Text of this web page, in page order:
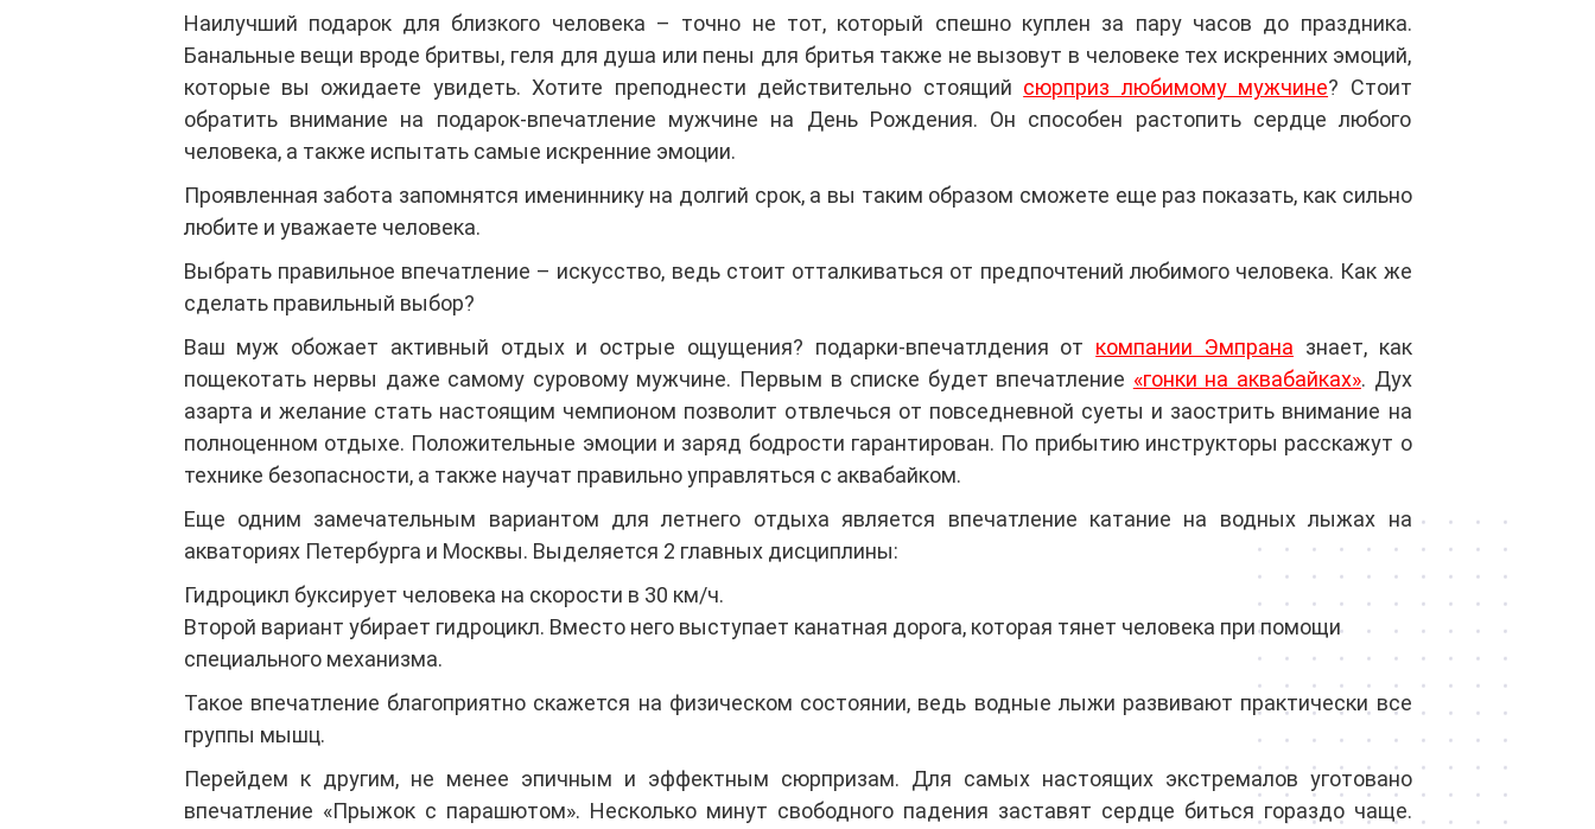
Наилучший подарок для близкого человека – точно не тот, который спешно куплен за пару часов до праздника.
Банальные вещи вроде бритвы, геля для душа или пены для бритья также не вызовут в человеке тех искренних эмоций,
которые вы ожидаете увидеть. Хотите преподнести действительно стоящий сюрприз любимому мужчине? Стоит
обратить внимание на подарок-впечатление мужчине на День Рождения. Он способен растопить сердце любого
человека, а также испытать самые искренние эмоции.
Проявленная забота запомнятся имениннику на долгий срок, а вы таким образом сможете еще раз показать, как сильно
любите и уважаете человека.
Выбрать правильное впечатление – искусство, ведь стоит отталкиваться от предпочтений любимого человека. Как же
сделать правильный выбор?
Ваш муж обожает активный отдых и острые ощущения? подарки-впечатлдения от компании Эмпрана знает, как
пощекотать нервы даже самому суровому мужчине. Первым в списке будет впечатление «гонки на аквабайках». Дух
азарта и желание стать настоящим чемпионом позволит отвлечься от повседневной суеты и заострить внимание на
полноценном отдыхе. Положительные эмоции и заряд бодрости гарантирован. По прибытию инструкторы расскажут о
технике безопасности, а также научат правильно управляться с аквабайком.
Еще одним замечательным вариантом для летнего отдыха является впечатление катание на водных лыжах на
акваториях Петербурга и Москвы. Выделяется 2 главных дисциплины:
Гидроцикл буксирует человека на скорости в 30 км/ч.
Второй вариант убирает гидроцикл. Вместо него выступает канатная дорога, которая тянет человека при помощи
специального механизма.
Такое впечатление благоприятно скажется на физическом состоянии, ведь водные лыжи развивают практически все
группы мышц.
Перейдем к другим, не менее эпичным и эффектным сюрпризам. Для самых настоящих экстремалов уготовано
впечатление «Прыжок с парашютом». Несколько минут свободного падения заставят сердце биться гораздо чаще.